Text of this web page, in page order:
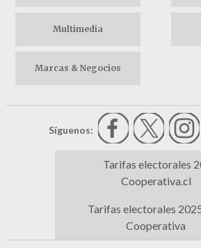
Multimedia
Marcas & Negocios
Síguenos:
Tarifas electorales
Cooperativa.cl
Tarifas electorales
Cooperativa